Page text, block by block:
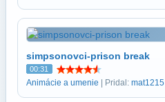
simpsonovci-prison break
00:31
Animácie a umenie | Pridal: mat1215